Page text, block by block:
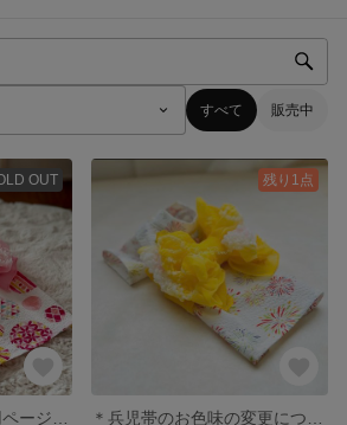
すべて 販売中
OUT 残り1点